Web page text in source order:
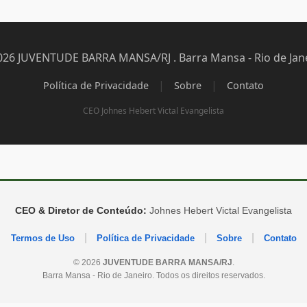
JUVENTUDE BARRA MANSA/RJ . Barra Mansa - Rio de
Política de Privacidade | Sobre | Contato
CEO Johnes Hebert Victal Evangelista
CEO & Diretor de Conteúdo: Johnes Hebert Victal Evangelista
Termos de Uso Política de Privacidade Sobre Contato
© 2026 JUVENTUDE BARRA MANSA/RJ
Barra Mansa - Rio de Janeiro. Todos os direitos reservados.